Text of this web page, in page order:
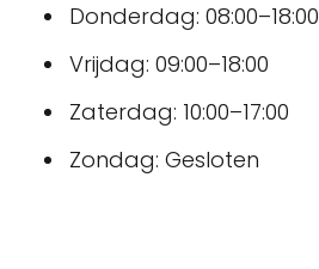
Donderdag: 08:00–18:00
Vrijdag: 09:00–18:00
Zaterdag: 10:00–17:00
Zondag: Gesloten